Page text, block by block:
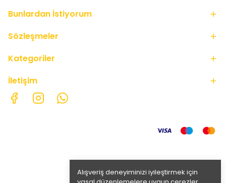
Alışveriş deneyiminizi iyileştirmek için
Bunlardan İstiyorum
Sözleşmeler
Kategoriler
İletişim